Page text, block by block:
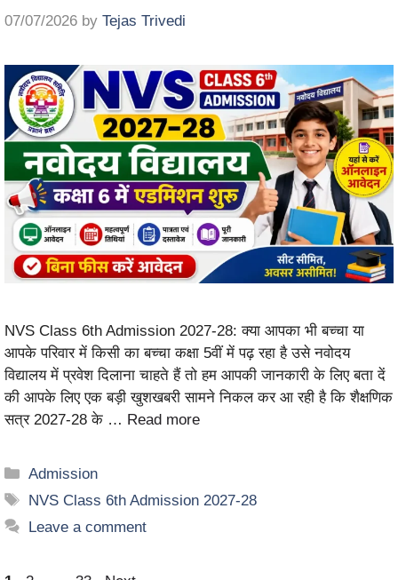
07/07/2026 by Tejas Trivedi
NVS Class 6th Admission 2027-28: क्या आपका भी बच्चा या
आपके परिवार में किसी का बच्चा कक्षा 5वीं में पढ़ रहा है उसे नवोदय
विद्यालय में प्रवेश दिलाना चाहते हैं तो हम आपकी जानकारी के लिए बता दें
की आपके लिए एक बड़ी खुशखबरी सामने निकल कर आ रही है कि शैक्षणिक
सत्र 2027-28 के … Read more
Admission
NVS Class 6th Admission 2027-28
Leave a comment